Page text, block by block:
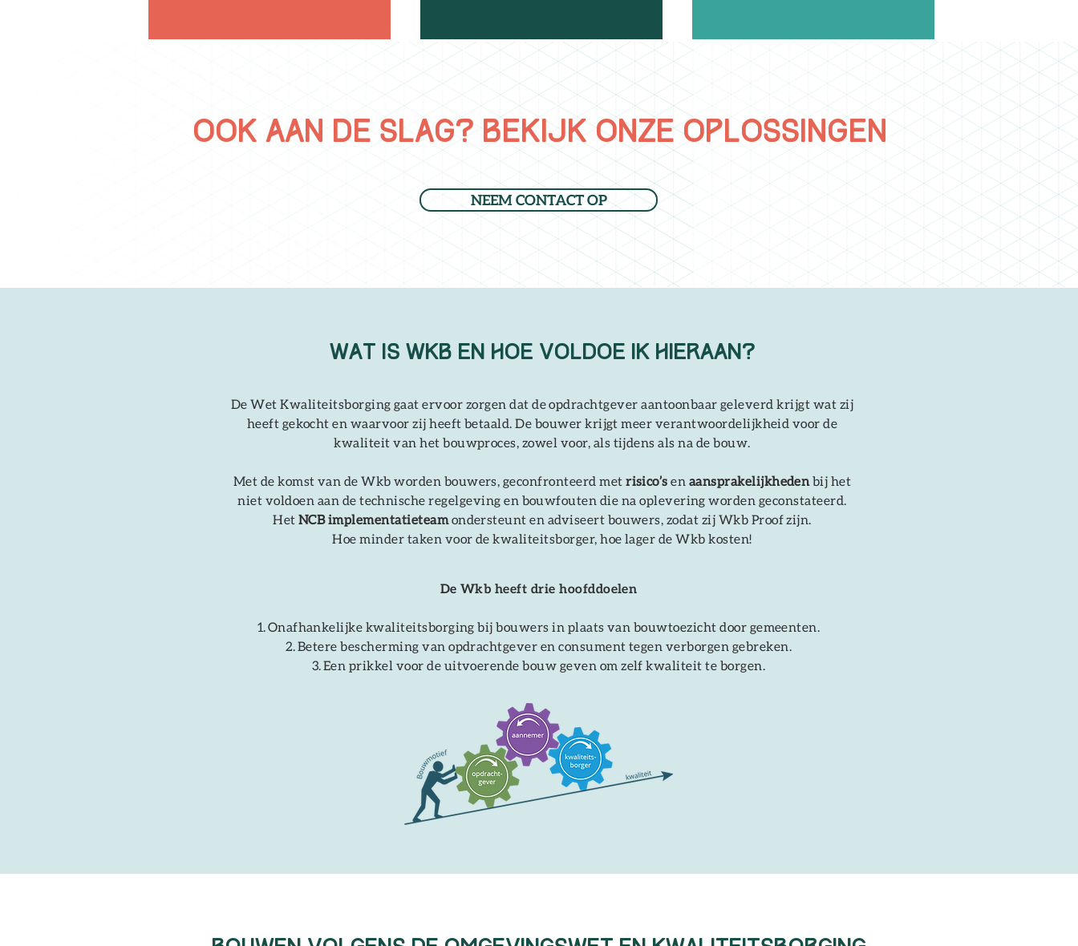
Ook aan de slag? Bekijk onze oplossingen
NEEM CONTACT OP
Wat is WKB en HOE voldoe ik hieraan?
De Wet Kwaliteitsborging gaat ervoor zorgen dat de opdrachtgever aantoonbaar geleverd krijgt wat zij
heeft gekocht en waarvoor zij heeft betaald. De bouwer krijgt meer verantwoordelijkheid voor de
kwaliteit van het bouwproces, zowel voor, als tijdens als na de bouw.
Met de komst van de Wkb worden bouwers, geconfronteerd metrisico’s en aansprakelijkheden bij het
niet voldoen aan de technische regelgeving en bouwfouten die na oplevering worden geconstateerd.
Het NCB implementatieteamondersteunt en adviseert bouwers, zodat zij Wkb Proof zijn.
Hoe minder taken voor de kwaliteitsborger, hoe lager de Wkb kosten!
De Wkb heeft drie hoofddoelen
Onafhankelijke kwaliteitsborging bij bouwers in plaats van bouwtoezicht door gemeenten.
Betere bescherming van opdrachtgever en consument tegen verborgen gebreken.
Een prikkel voor de uitvoerende bouw geven om zelf kwaliteit te borgen.
Bouwen onder de omgevingswet & kwaliteitsborging